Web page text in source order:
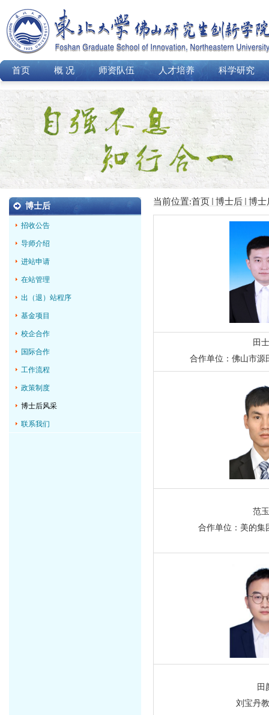
首页 概 况 师资队伍 人才培养 科学研究
博士后
招收公告
导师介绍
进站申请
在站管理
出（退）站程序
基金项目
校企合作
国际合作
工作流程
政策制度
博士后风采
联系我们
当前位置:首页 博士后 博士
田
合作单位：佛山市源
范
合作单位：美的集
田
刘宝丹